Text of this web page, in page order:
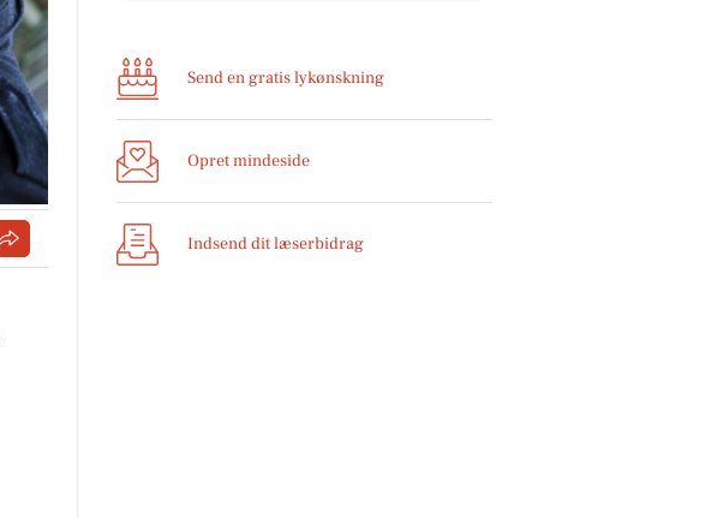
Send en gratis lykønskning
Opret mindeside
Indsend dit læserbidrag